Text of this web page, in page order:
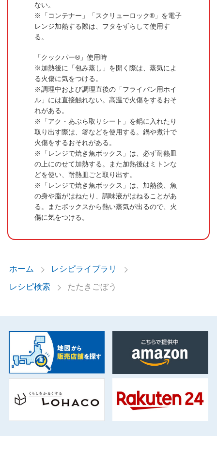
ない。
「コンテナー」「スクリューロック®」を電子
レンジ加熱する際は、フタをずらして使用す
る。
「クックパー®」使用時
加熱後に「包み蒸し」を開く際は、蒸気によ
る火傷に気をつける。
調理中および調理直後の「フライパン用ホイ
ル」には直接触れない。高温で火傷をするおそ
れがある。
「アク・あぶら取りシート」を鍋に入れたり
取り出す際は、箸などを使用する。鍋や煮汁で
火傷をするおそれがある。
「レンジで焼き魚ボックス」は、必ず耐熱皿
の上にのせて加熱する。また加熱後はミトンな
どを使い、耐熱皿ごと取り出す。
「レンジで焼き魚ボックス」は、加熱後、魚
の身や脂がはねたり、調味液がはねることがあ
る。またボックスから熱い蒸気が出るので、火
傷に気をつける。
ホーム
レシピライブラリ
レシピ検索
たたきごぼう